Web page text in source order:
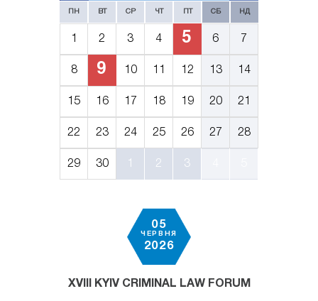
ПН ВТ СР ЧТ ПТ СБ НД
1 2 3 4 5 6 7
8 9 10 11 12 13 14
15 16 17 18 19 20 21
22 23 24 25 26 27 28
29 30 1 2 3
05
ЧЕРВНЯ
2026
XVIII KYIV CRIMINAL LAW FORUM